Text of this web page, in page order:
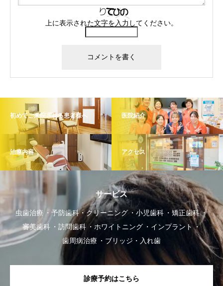
上に表示された文字を入力してください。
初めてご来院される患者様へ 医院紹介
治療内容 アクセス
サービス
虫歯治療 予防歯科・クリーニング 小児歯科
矯正歯科
審美歯科
訪問歯科 ホワイトニング
インプラント
歯周病治療
ブリッジ・入れ歯
診療予約はこちら